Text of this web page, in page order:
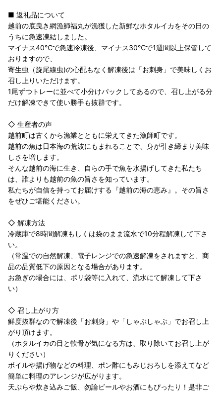
■ 返礼品について
越前の底曳き網漁師福丸が漁獲した新鮮なホタルイカをその日の
うちに急速凍結しました。
マイナス40℃で急速冷凍後、マイナス30℃で1週間以上保管して
おりますので、
寄生虫（旋尾線虫)の心配もなく解凍後は「お刺身」で美味しくお
召し上りいただけます。
1尾ずつトレーに並べて小分けパックしてあるので、召し上がる分
だけ解凍できて使い勝手も抜群です。
◇ 生産者の声
越前町は古くから漁業とともに栄えてきた漁師町です。
越前の魚は日本海の荒波にもまれることで、身が引き締まり美味
しさを増します。
そんな越前の海に生き、自らの手で魚を水揚げしてきた私たち
は、誰よりも越前の魚の旨さを知っています。
私たちが自信を持ってお届けする『越前の海の恵み』。その旨さ
をぜひご堪能ください。
◇ 解凍方法
冷蔵庫で8時間解凍もしくは袋のまま流水で10分程解凍して下さ
い。
（常温での自然解凍、電子レンジでの急速解凍をされますと、商
品の品質低下の原因となる場合があります。
お急ぎの場合には、ポリ袋等に入れて、流水にて解凍して下さ
い）
◇ 召し上がり方
鮮度抜群なので解凍後「お刺身」や「しゃぶしゃぶ」でお召し上
がり頂けます。
（ホタルイカの目と軟骨が気になる方は、取り除いてお召し上が
りください）
ボイルや揚げ物などの料理、ポン酢にもみじおろしを添えてなど
簡単に料理のアレンジが広がります。
天ぷらや炊き込みご飯、勿論ビールやお酒にもぴったり！是非ご